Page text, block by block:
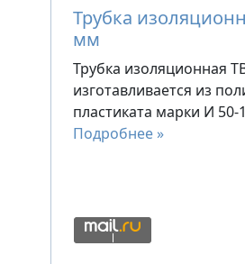
Трубка
мм
Трубка изоляционная
изготавливается из
пластиката марки И 50-
Подробнее »